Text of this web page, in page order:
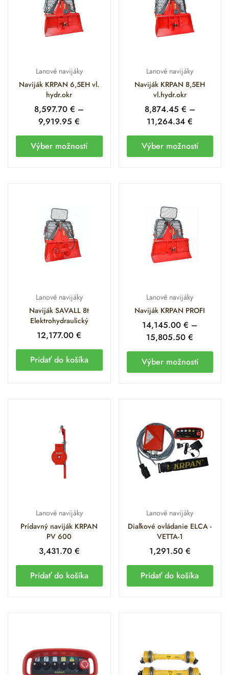
Lanové navijáky
Naviják KRPAN 6,5EH vl.
hydr.okr
8,597.70€ –
9,919.95€
Výber možností
Lanové navijáky
Naviják KRPAN 8,5EH
vl.hydr.okr
8,874.45 € –
11,264.34€
Výber možností
Lanové navijáky
Naviják SAVALL 8t
Elektrohydraulický
12,177.00€
Pridať do košíka
Lanové navijáky
Naviják KRPAN PROFI
14,145.00€ –
15,805.50€
Výber možností
Lanové navijáky
Prídavný naviják KRPAN
PV 600
3,431.70 €
Pridať do košíka
Lanové navijáky
Diaľkové ovládanie ELCA -
VETTA-1
1,291.50 €
Pridať do košíka